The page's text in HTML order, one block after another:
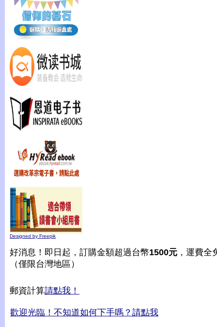
Designed by Freepik
好消息！即日起，訂購金額超過台幣1500元 ，運費全
（僅限台灣地區）
郵資計算請點我！
歡迎光臨！不知道如何下手嗎？請點我